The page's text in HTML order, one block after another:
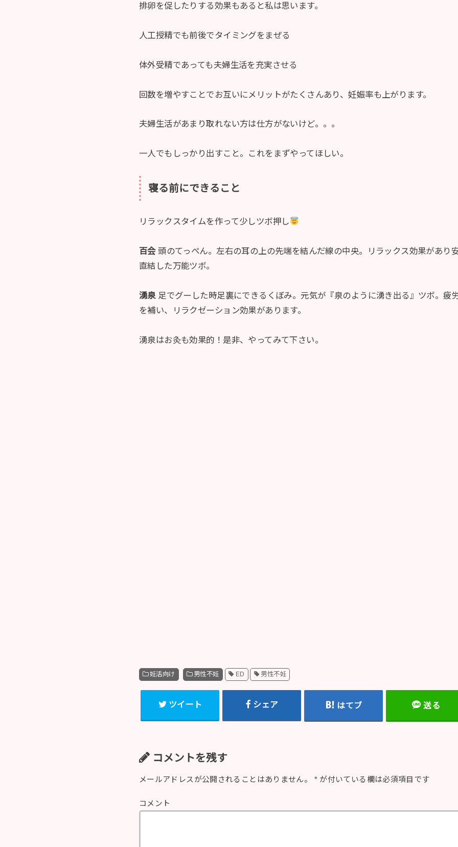
排卵を促したりする効果もあると私は思います。
人工授精でも前後でタイミングをまぜる
体外受精であっても夫婦生活を充実させる
回数を増やすことでお互いにメリットがたくさんあり、妊娠率も上がります。
夫婦生活があまり取れない方は仕方がないけど。。。
一人でもしっかり出すこと。これをまずやってほしい。
寝る前にできること
リラックスタイムを作って少しツボ押し
百会頭のてっぺん。左右の耳の上の先端を結んだ線の中央。リラックス効果があり
直結した万能ツボ。
湧泉 足でグーした時足裏にできるくぼみ。元気が『泉のように湧き出る』ツボ。疲
を補い、リラクゼーション効果があります。
湧泉はお灸も効果的！是非、やってみて下さい。
妊活向け 男性不妊 ED 男性不妊
ツイート シェア はてブ 送る
コメントを残す
メールアドレスが公開されることはありません。 *が付いている欄は必須項目です
コメント